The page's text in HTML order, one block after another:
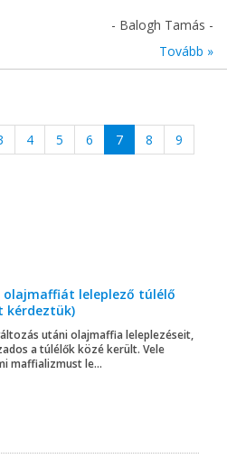
- Balogh Tamás -
Tovább »
4 5 6 7 8
9
leleplező túlélő
kérdeztük)
utáni olajmaffia leleplezéseit,
a túlélők közé került. Vele
maffializmust le...